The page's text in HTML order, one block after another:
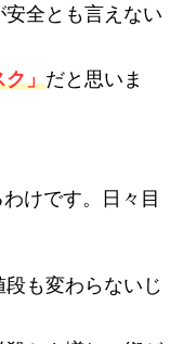
全とも言えない
ク」だと思いま
けです。日々目
も変わらないじ